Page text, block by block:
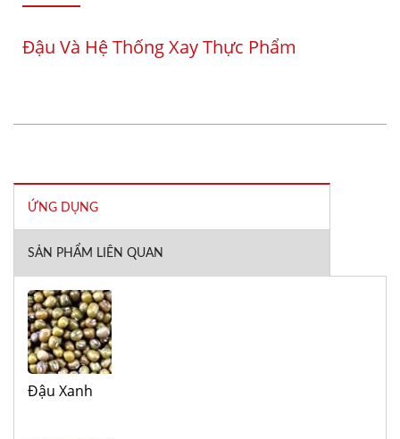
Đậu Và Hệ Thống Xay Thực Phẩm
ỨNG DỤNG
SẢN PHẨM LIÊN QUAN
Đậu Xanh